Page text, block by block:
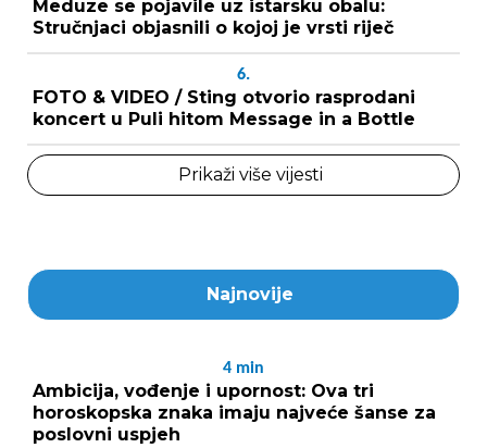
Meduze se pojavile uz istarsku obalu:
Stručnjaci objasnili o kojoj je vrsti riječ
6.
FOTO & VIDEO / Sting otvorio rasprodani
koncert u Puli hitom Message in a Bottle
Prikaži više vijesti
Najnovije
4 min
Ambicija, vođenje i upornost: Ova tri
horoskopska znaka imaju najveće šanse za
poslovni uspjeh